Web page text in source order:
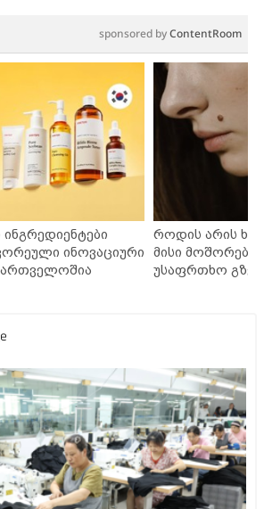
sponsored byContentRoom
ინოვაციური
როდის არის
მისი
უსაფრთხო